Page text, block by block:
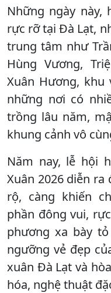
Những ngày này,
rực rỡ tại Đà Lạt,
trung tâm như
Hùng Vương,
Xuân Hương, khu
những nơi có
trồng lâu năm,
khung cảnh vô
Năm nay, lễ hội
Xuân 2026 diễn
rộ, càng khiến
phần đông vui,
phương xa bày
ngưỡng vẻ đẹp
xuân Đà Lạt và
hóa, nghệ thuật